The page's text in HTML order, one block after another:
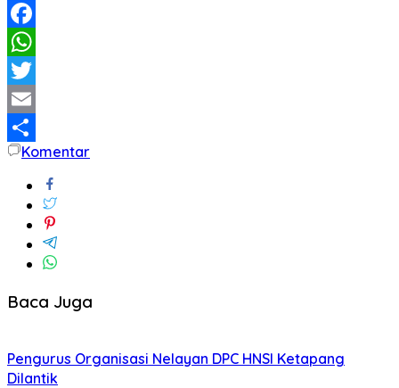
Facebook
WhatsApp
Twitter
Email
Share
Komentar
Baca Juga
Pengurus Organisasi Nelayan DPC HNSI Ketapang
Dilantik